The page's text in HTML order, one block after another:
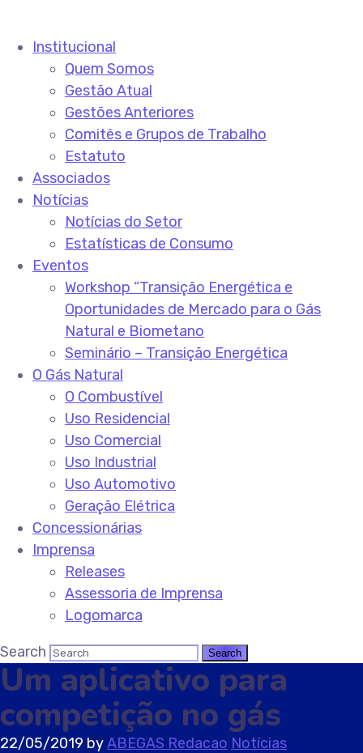
Institucional
Quem Somos
Gestão Atual
Gestões Anteriores
Comitês e Grupos de Trabalho
Estatuto
Associados
Notícias
Notícias do Setor
Estatísticas de Consumo
Eventos
Workshop “Transição Energética e
Oportunidades de Mercado para o Gás
Natural e Biometano
Seminário – Transição Energética
O Gás Natural
O Combustível
Uso Residencial
Uso Comercial
Uso Industrial
Uso Automotivo
Geração Elétrica
Concessionárias
Imprensa
Releases
Assessoria de Imprensa
Logomarca
Search
Um aplicativo para
competição no gás
22/05/2019 byABEGAS Redacao Notícias